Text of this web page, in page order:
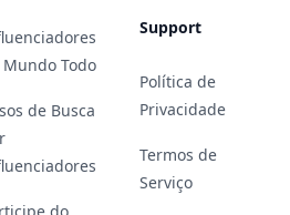
Todo
de Busca
Support
Política de
Privacidade
Termos de
Serviço